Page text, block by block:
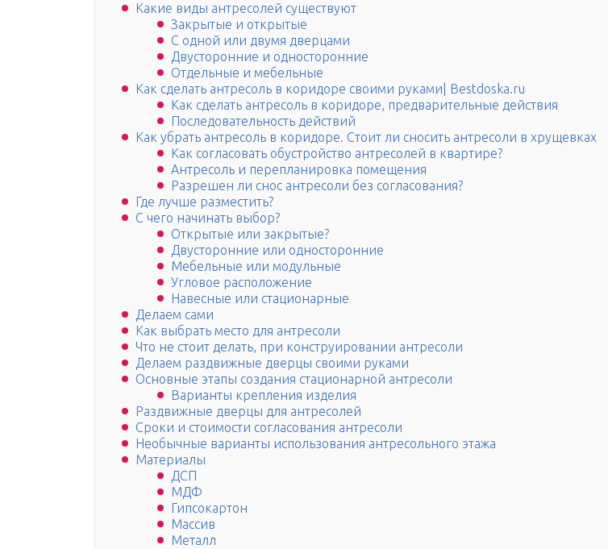
Какие виды антресолей существуют
Закрытые и открытые
С одной или двумя дверцами
Двусторонние и односторонние
Отдельные и мебельные
Как сделать антресоль в коридоре своими руками| Bestdoska.ru
Как сделать антресоль в коридоре, предварительные действия
Последовательность действий
Как убрать антресоль в коридоре. Стоит ли сносить антресоли в хрущевках
Как согласовать обустройство антресолей в квартире?
Антресоль и перепланировка помещения
Разрешен ли снос антресоли без согласования?
Где лучше разместить?
С чего начинать выбор?
Открытые или закрытые?
Двусторонние или односторонние
Мебельные или модульные
Угловое расположение
Навесные или стационарные
Делаем сами
Как выбрать место для антресоли
Что не стоит делать, при конструировании антресоли
Делаем раздвижные дверцы своими руками
Основные этапы создания стационарной антресоли
Варианты крепления изделия
Раздвижные дверцы для антресолей
Сроки и стоимости согласования антресоли
Необычные варианты использования антресольного этажа
Материалы
ДСП
МДФ
Гипсокартон
Массив
Металл